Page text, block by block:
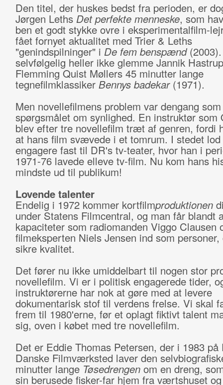
Den titel, der huskes bedst fra perioden, er
Jørgen Leths Det perfekte menneske, som
ben et godt stykke ovre i eksperimentalfilm-
fået fornyet aktualitet med Trier & Leths
"genindspilninger" i De fem benspænd
selvfølgelig heller ikke glemme Jannik
Flemming Quist Møllers 45 minutter lange
tegnefilmklassiker Bennys badekar (1971).
Men novellefilmens problem var dengang
spørgsmålet om synlighed. En instruktør som
blev efter tre novellefilm træt af genren, fordi
at hans film svævede i et tomrum. I stedet lod
engagere fast til DR's tv-teater, hvor han i
1971-76 lavede elleve tv-film. Nu kom hans
mindste ud til publikum!
Lovende talenter
Endelig i 1972 kommer kortfilmproduktionen
under Statens Filmcentral, og man får blandt
kapaciteter som radiomanden Viggo Clausen
filmeksperten Niels Jensen ind som personer,
sikre kvalitet.
Det fører nu ikke umiddelbart til nogen stor
novellefilm. Vi er i politisk engagerede tider,
instruktørerne har nok at gøre med at levere
dokumentarisk stof til verdens frelse. Vi skal
frem til 1980'erne, før et oplagt fiktivt talent
sig, oven i købet med tre novellefilm.
Det er Eddie Thomas Petersen, der i 1983 på
Danske Filmværksted laver den
minutter lange Tøsedrengenom en dreng,
sin berusede fisker-far hjem fra værtshuset